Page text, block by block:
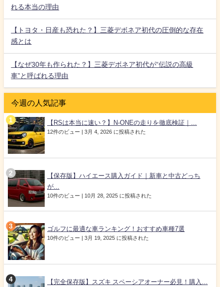
れる本当の理由
【トヨタ・日産も恐れた？】三菱デボネア初代の圧倒的な存在
感とは
【なぜ30年も作られた？】三菱デボネア初代が“伝説の高級
車”と呼ばれる理由
今週の人気記事
【RSは本当に速い？】N-ONEの走りを徹底検証｜...
12件のビュー | 3月 4, 2026 に投稿された
【保存版】ハイエース購入ガイド｜新車と中古どっち
が...
10件のビュー | 10月 28, 2025 に投稿された
ゴルフに最適な車ランキング！おすすめ車種7選
10件のビュー | 3月 19, 2025 に投稿された
【完全保存版】スズキ スペーシアオーナー必見！購入...